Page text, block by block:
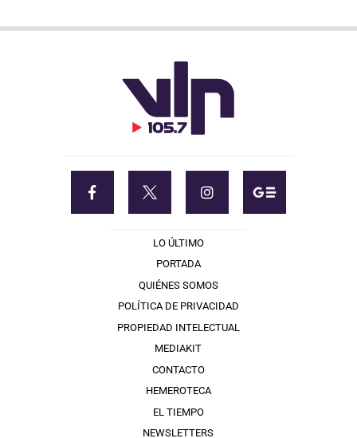
LO ÚLTIMO
PORTADA
QUIÉNES SOMOS
POLÍTICA DE PRIVACIDAD
PROPIEDAD INTELECTUAL
MEDIAKIT
CONTACTO
HEMEROTECA
EL TIEMPO
NEWSLETTERS